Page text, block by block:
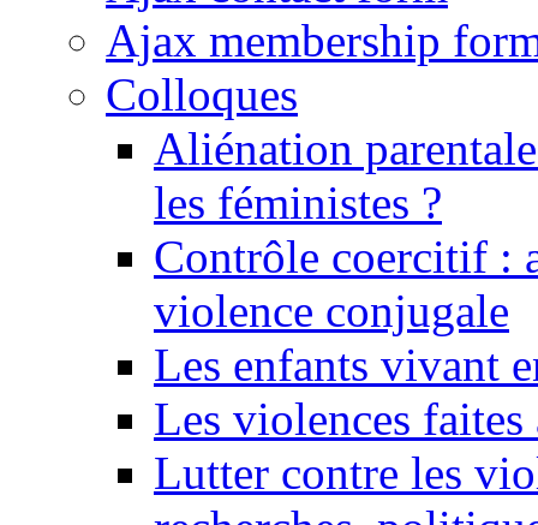
Ajax membership
Colloques
Aliénation
les féministes ?
Contrôle coercitif :
violence conjugale
Les enfants vivant
Les violences faites
Lutter contre les